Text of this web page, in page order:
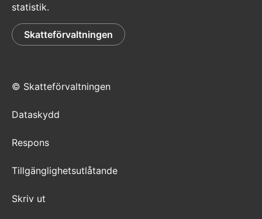
statistik.
Skatteförvaltningen
© Skatteförvaltningen
Dataskydd
Respons
Tillgänglighetsutlåtande
Skriv ut